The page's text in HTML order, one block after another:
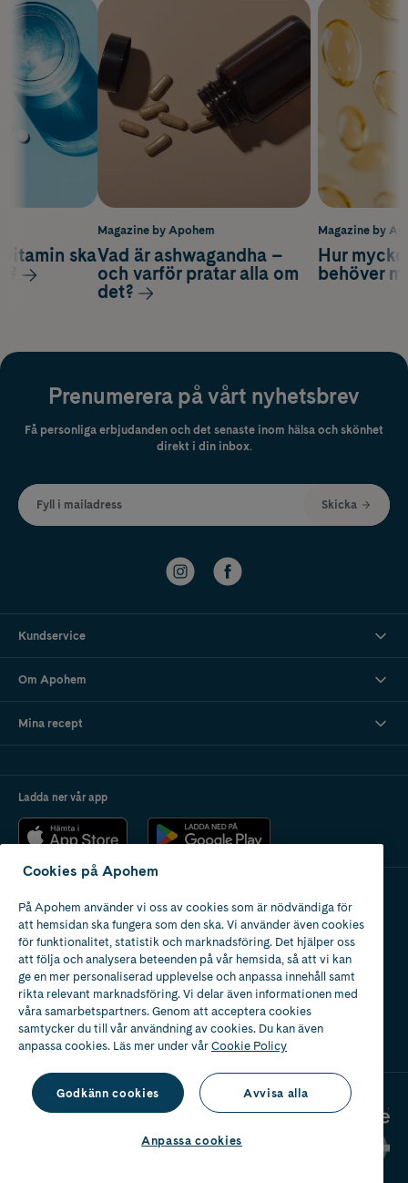
Magazine by
Hur
behöver
ska
Magazine by Apohem
Vad är ashwagandha –
och varför pratar alla om
det?
Prenumerera på vårt nyhetsbrev
Få personliga erbjudanden och det senaste inom hälsa och skönhet
direkt i din inbox.
Fyll i mailadress Skicka
Kundservice
Om Apohem
Mina recept
Ladda ner vår app
Apotek med tillstånd
av Läkemedelsverket
Cookies på Apohem
På Apohem använder vi oss av cookies som är nödvändiga för
att hemsidan ska fungera som den ska. Vi använder även cookies
för funktionalitet, statistik och marknadsföring. Det hjälper oss
att följa och analysera beteenden på vår hemsida, så att vi kan
ge en mer personaliserad upplevelse och anpassa innehåll samt
rikta relevant marknadsföring. Vi delar även informationen med
våra samarbetspartners. Genom att acceptera cookies
samtycker du till vår användning av cookies. Du kan även
anpassa cookies. Läs mer under vårCookie Policy
Godkänn cookies Avvisa alla
Anpassa cookies